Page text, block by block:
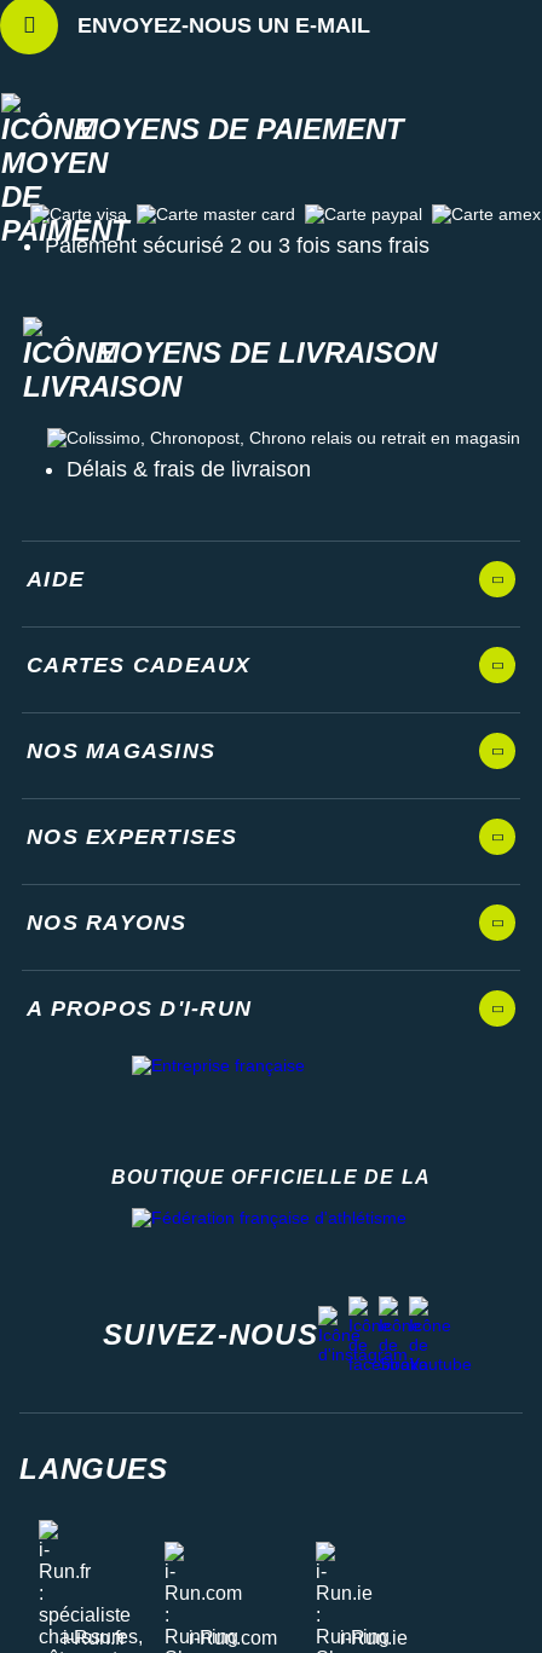
ENVOYEZ-NOUS UN E-MAIL
MOYENS DE PAIEMENT
Carte visa Carte master card Carte paypal Carte amex
Paiement sécurisé 2 ou 3 fois sans frais
MOYENS DE LIVRAISON
Colissimo, Chronopost, Chrono relais ou retrait en magasin
Délais & frais de livraison
AIDE
CARTES CADEAUX
NOS MAGASINS
NOS EXPERTISES
NOS RAYONS
A PROPOS D'I-RUN
BOUTIQUE OFFICIELLE DE LA
SUIVEZ-NOUS
instagram
facebook
stravayoutube
LANGUES
i-Run.fr i-Run.com i-Run.ie